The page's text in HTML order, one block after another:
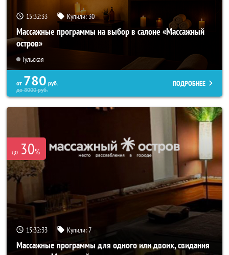
15:32:31 Купили:30
Массажные программы на выбор в салоне «Массажный
остров»
Тульская
от 780 руб.
до8000руб.
ПОДРОБНЕЕ
до 30%
15:32:31 Купили:7
Массажные программы для одного или двоих, свидания